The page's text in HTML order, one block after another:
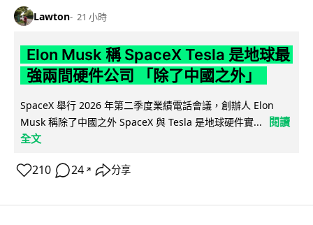
Lawton 21 小時
Elon Musk 稱 SpaceX Tesla 是地球最
強兩間硬件公司 「除了中國之外」
SpaceX 舉行 2026 年第二季度業績電話會議，創辦人 Elon
Musk 稱除了中國之外 SpaceX 與 Tesla 是地球硬件實...
閱讀
全文
210 24 ↗ 分享